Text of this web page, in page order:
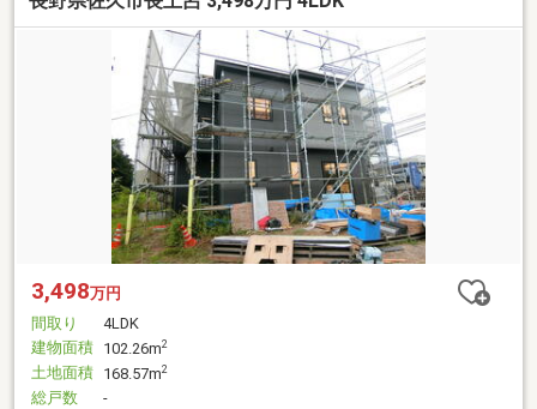
3,498万円
間取り
4LDK
建物面積 102.26m2
土地面積 168.57m2
総戸数
-